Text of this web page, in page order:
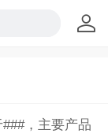
，主要产品